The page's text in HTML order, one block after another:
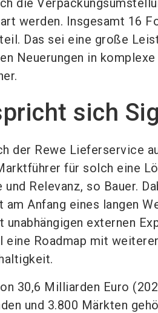
die
werden. Insgesamt 16
Das sei eine große
Neuerungen in
sich
der Rewe Lieferservice
für solch eine
Relevanz, so Bauer.
Anfang eines langen
unabhängigen externen
Roadmap mit
30,6 Milliarden Euro
und 3.800 Märkten